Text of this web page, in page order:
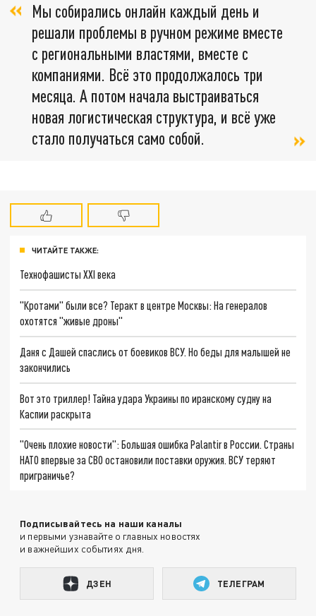
Мы собирались онлайн каждый день и
решали проблемы в ручном режиме вместе
с региональными властями, вместе с
компаниями. Всё это продолжалось три
месяца. А потом начала выстраиваться
новая логистическая структура, и всё уже
стало получаться само собой.
ЧИТАЙТЕ ТАКЖЕ:
Технофашисты XXI века
"Кротами" были все? Теракт в центре Москвы: На генералов
охотятся "живые дроны"
Даня с Дашей спаслись от боевиков ВСУ. Но беды для малышей не
закончились
Вот это триллер! Тайна удара Украины по иранскому судну на
Каспии раскрыта
"Очень плохие новости": Большая ошибка Palantir в России. Страны
НАТО впервые за СВО остановили поставки оружия. ВСУ теряют
приграничье?
Подписывайтесь на наши каналы
и первыми узнавайте о главных новостях
и важнейших событиях дня.
ДЗЕН ТЕЛЕГРАМ